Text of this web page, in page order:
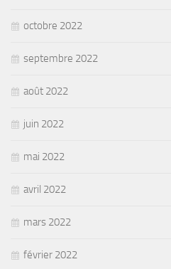
octobre 2022
septembre 2022
août 2022
juin 2022
mai 2022
avril 2022
mars 2022
février 2022